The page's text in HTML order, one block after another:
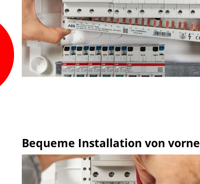
Bequeme Installation von vorne